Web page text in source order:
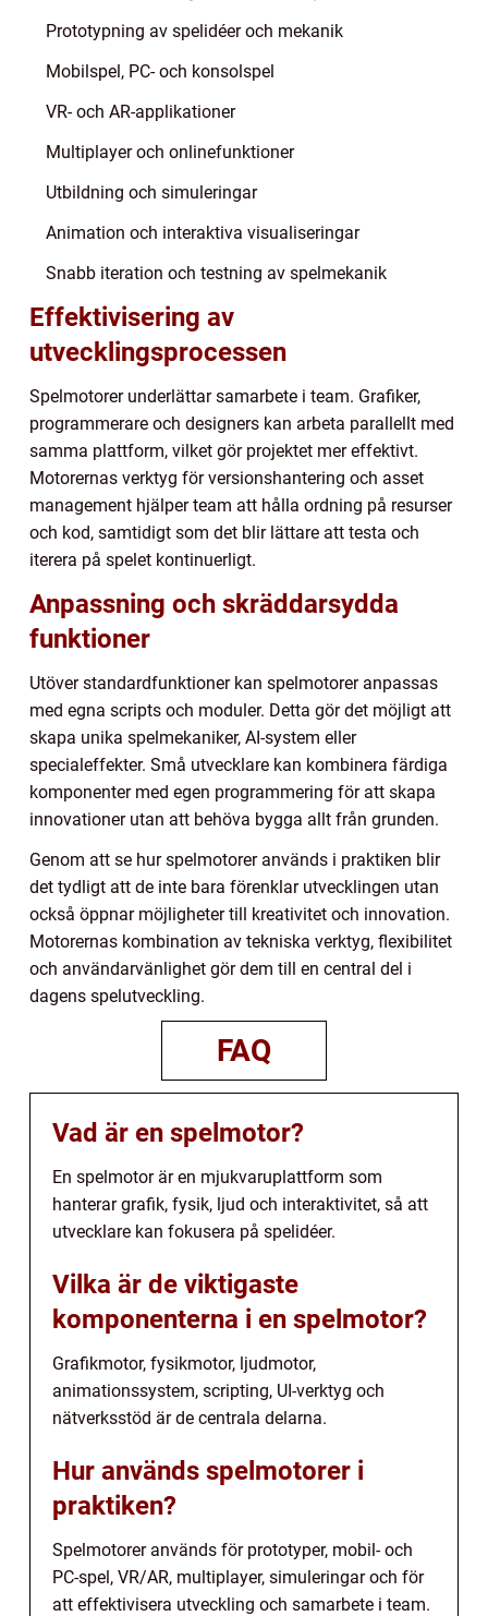
Prototypning av spelidéer och mekanik
Mobilspel, PC- och konsolspel
VR- och AR-applikationer
Multiplayer och onlinefunktioner
Utbildning och simuleringar
Animation och interaktiva visualiseringar
Snabb iteration och testning av spelmekanik
Effektivisering av
utvecklingsprocessen
Spelmotorer underlättar samarbete i team. Grafiker,
programmerare och designers kan arbeta parallellt med
samma plattform, vilket gör projektet mer effektivt.
Motorernas verktyg för versionshantering och asset
management hjälper team att hålla ordning på resurser
och kod, samtidigt som det blir lättare att testa och
iterera på spelet kontinuerligt.
Anpassning och skräddarsydda
funktioner
Utöver standardfunktioner kan spelmotorer anpassas
med egna scripts och moduler. Detta gör det möjligt att
skapa unika spelmekaniker, AI-system eller
specialeffekter. Små utvecklare kan kombinera färdiga
komponenter med egen programmering för att skapa
innovationer utan att behöva bygga allt från grunden.
Genom att se hur spelmotorer används i praktiken blir
det tydligt att de inte bara förenklar utvecklingen utan
också öppnar möjligheter till kreativitet och innovation.
Motorernas kombination av tekniska verktyg, flexibilitet
och användarvänlighet gör dem till en central del i
dagens spelutveckling.
FAQ
Vad är en spelmotor?
En spelmotor är en mjukvaruplattform som
hanterar grafik, fysik, ljud och interaktivitet, så att
utvecklare kan fokusera på spelidéer.
Vilka är de viktigaste
komponenterna i en spelmotor?
Grafikmotor, fysikmotor, ljudmotor,
animationssystem, scripting, UI-verktyg och
nätverksstöd är de centrala delarna.
Hur används spelmotorer i
praktiken?
Spelmotorer används för prototyper, mobil- och
PC-spel, VR/AR, multiplayer, simuleringar och för
att effektivisera utveckling och samarbete i team.